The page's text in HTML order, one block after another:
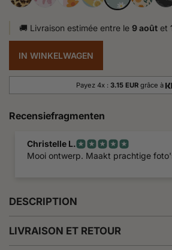
🚚 Livraison estimée entre le 9 aoûtet
IN WINKELWAGEN
Payez 4x :3.15 EUR grâce à
Recensiefragmenten
Christelle L.
Mooi ontwerp. Maakt prachtige
DESCRIPTION
LIVRAISON ET RETOUR